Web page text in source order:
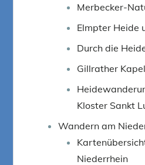
Merbecker-
Elmpter Heide
Durch die
Gillrather
Kloster Sankt
Wandern am
Niederrhein